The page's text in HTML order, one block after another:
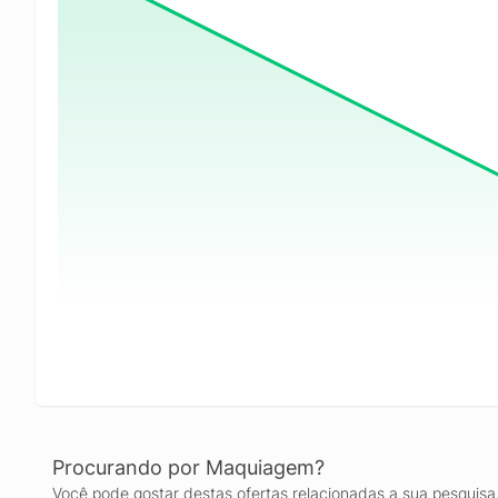
Procurando por Maquiagem?
Você pode gostar destas ofertas relacionadas a sua